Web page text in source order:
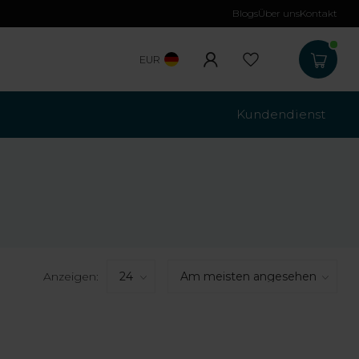
Kostenloser
BlogsÜber unsKontakt
EUR
Kundendienst
Anzeigen: